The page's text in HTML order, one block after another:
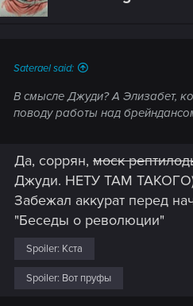
Saterael said:
В смысле Джуди? А Элизабет,
поводу работы над
Да, соррян, моск
Джуди. НЕТУ ТАМ
Забежал аккурат перед
"Беседы о революции"
Spoiler: Кста
Spoiler: Вот пруфы